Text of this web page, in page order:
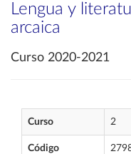
Lengua y
arcaica
Curso 2020-2021
Curso 2
Código